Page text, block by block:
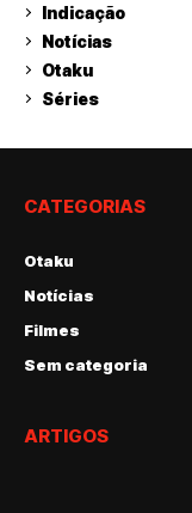
Indicação
Notícias
Otaku
Séries
CATEGORIAS
Otaku
Notícias
Filmes
Sem categoria
ARTIGOS